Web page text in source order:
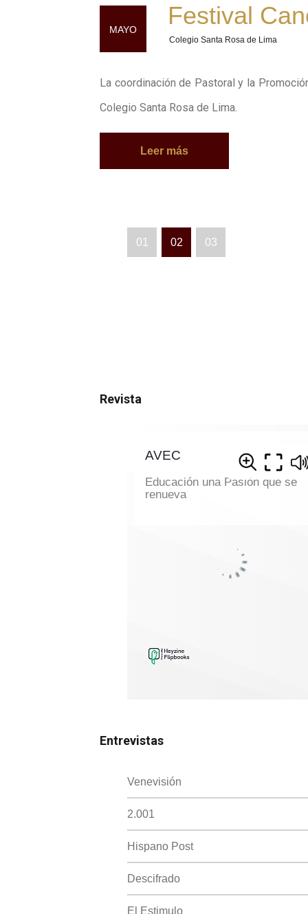
MAYO
Festival
Colegio Santa Rosa de Lima
La coordinación de Pastoral y la
Colegio Santa Rosa de Lima.
Leer más
01 02 03
Revista
Entrevistas
Venevisión
2.001
Hispano Post
Descifrado
El Estimulo